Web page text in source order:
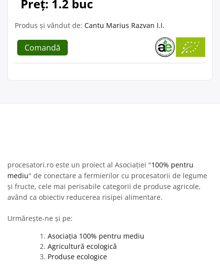
Preț: 1.2 buc
Produs și vândut de: Cantu Marius Razvan I.I.
Comandă
procesatori.ro este un proiect al Asociației "100% pentru
mediu" de conectare a fermierilor cu procesatorii de legume
și fructe, cele mai perisabile categorii de produse agricole,
având ca obiectiv reducerea risipei alimentare.
Urmărește-ne și pe:
Asociația 100% pentru mediu
Agricultură ecologică
Produse ecologice